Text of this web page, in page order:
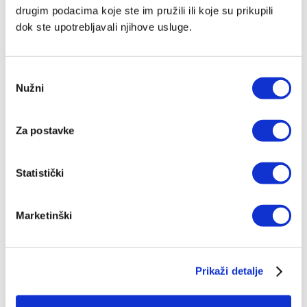
drugim podacima koje ste im pružili ili koje su prikupili
dok ste upotrebljavali njihove usluge.
pristanka
Nužni
Za postavke
Statistički
Marketinški
Prikaži detalje